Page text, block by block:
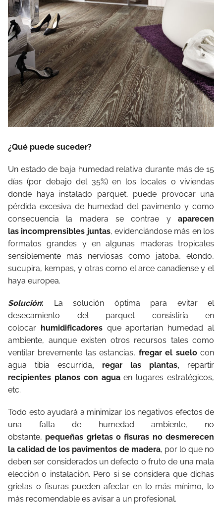
¿Qué puede suceder?
Un estado de baja humedad relativa durante más de 15
días (por debajo del 35%) en los locales o viviendas
donde haya instalado parquet, puede provocar una
pérdida excesiva de humedad del pavimento y como
consecuencia la madera se contrae y aparecen
las incomprensibles juntas, evidenciándose más en los
formatos grandes y en algunas maderas tropicales
sensiblemente más nerviosas como jatoba, elondo,
sucupira, kempas, y otras como el arce canadiense y el
haya europea.
Solución: La solución óptima para evitar el
desecamiento del parquet consistiría en
colocar humidificadoresque aportarían humedad al
ambiente, aunque existen otros recursos tales como
ventilar brevemente las estancias, fregar el suelocon
agua tibia escurrida, regar las plantas, repartir
recipientes planos con aguaen lugares estratégicos,
etc.
Todo esto ayudará a minimizar los negativos efectos de
una falta de humedad ambiente, no
obstante, pequeñas grietas o fisuras no desmerecen
la calidad de los pavimentos de madera, por lo que no
deben ser considerados un defecto o fruto de una mala
elección o instalación. Pero si se considera que dichas
grietas o fisuras pueden afectar en lo más mínimo, lo
más recomendable es avisar a un profesional.